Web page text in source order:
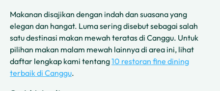
Makanan disajikan dengan indah dan suasana yang
elegan dan hangat. Luma sering disebut sebagai salah
satu destinasi makan mewah teratas di Canggu. Untuk
pilihan makan malam mewah lainnya di area ini, lihat
daftar lengkap kami tentang10 restoran fine dining
terbaik di Canggu.